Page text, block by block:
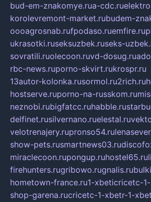
bud-em-znakomye.rua-cdc.ru
korolevremont-market.rubudem-
oooagrosnab.rufpodaso.ruemfire.ru
ukrasotki.ruseksuzbek.ruseks-
sovratili.ruolecoon.ruvd-dosug.ru
rbc-news.ruporno-skvirt.rukrospr.ru
13autor-kolonka.rusormol.ru2rich.ru
hostserve.ruporno-na-russkom.ru
neznobi.rubigfatcc.ruhabble.ru
delfinet.rusilvernano.ruelestal.ru
velotrenajery.rupronso54.ru
show-pets.rusmartnews03.ru
miraclecoon.rupongup.ruhostel65.ru
firehunters.rugribowo.rugnalis.ru
hometown-france.ru1-xbeticricetc-
shop-garena.rucricetc-1-xbetr-1-